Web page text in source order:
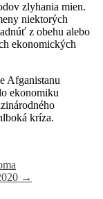
zlyhania mien.
niektorých
z obehu alebo
ekonomických
Afganistanu
ekonomiku
kríza.
→